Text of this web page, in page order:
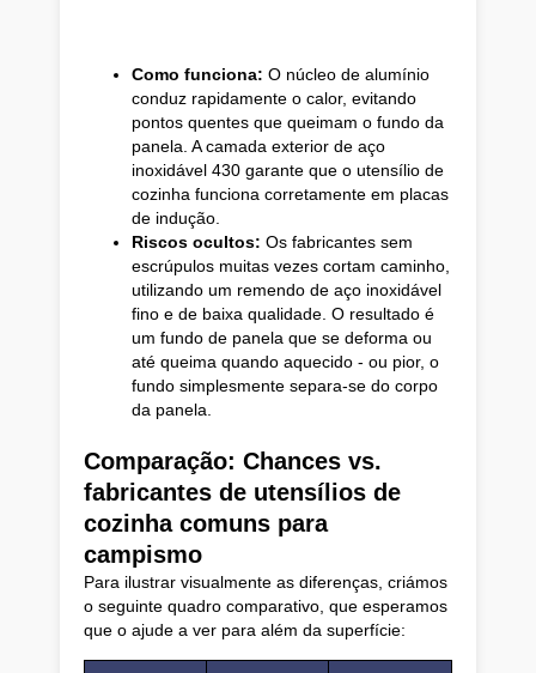
Como funciona: O núcleo de alumínio
conduz rapidamente o calor, evitando
pontos quentes que queimam o fundo da
panela. A camada exterior de aço
inoxidável 430 garante que o utensílio de
cozinha funciona corretamente em placas
de indução.
Riscos ocultos: Os fabricantes sem
escrúpulos muitas vezes cortam caminho,
utilizando um remendo de aço inoxidável
fino e de baixa qualidade. O resultado é
um fundo de panela que se deforma ou
até queima quando aquecido - ou pior, o
fundo simplesmente separa-se do corpo
da panela.
Comparação: Chances vs.
fabricantes de utensílios de
cozinha comuns para
campismo
Para ilustrar visualmente as diferenças, criámos
o seguinte quadro comparativo, que esperamos
que o ajude a ver para além da superfície: